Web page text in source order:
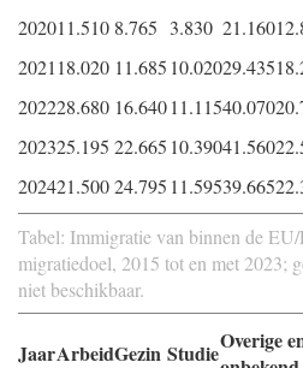
202011.510 8.765 3.830 21.160
2021 18.020 11.685 10.02029.435
202228.680 16.64011.11540.070
202325.195 22.665 10.39041.560
202421.50024.795 11.59539.665
Tabel: Immigratie van binnen de
migratiedoel, 2015 tot en met 2023;
niet beschikbaar.
JaarArbeidGezin StudieOverige